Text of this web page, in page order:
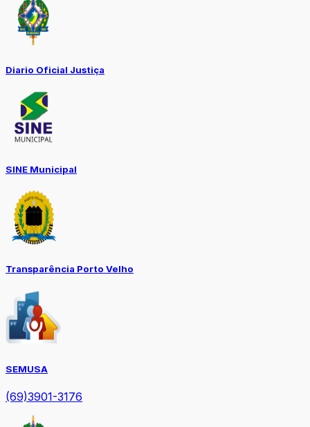
Diario Oficial Justiça
SINE Municipal
Transparência Porto Velho
SEMUSA
(69)3901-3176